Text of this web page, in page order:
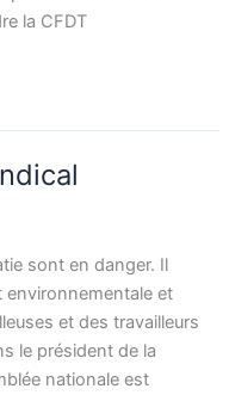
la CFDT
sont en danger. Il
environnementale et
et des travailleurs
le président de la
nationale est